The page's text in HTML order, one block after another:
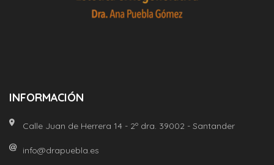
INFORMACIÓN
Calle Juan de Herrera 14 - 2º dra. 39002 - Santander
info@drapuebla.es